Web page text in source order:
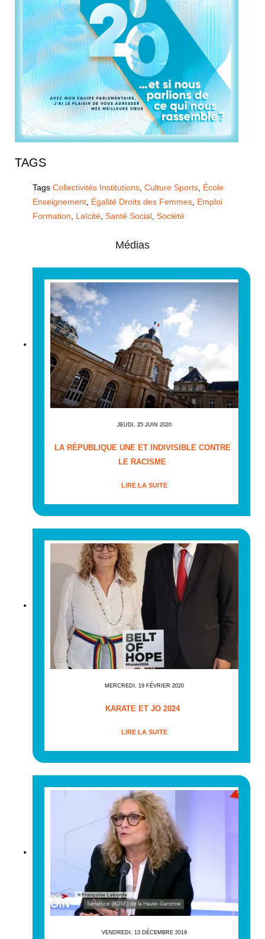
TAGS
Tags Collectivités Institutions Culture Sports École
Enseignement Égalité Droits des Femmes Emploi
Formation
Laïcité Santé Social Société
Médias
JEUDI, 25 JUIN 2020
LA RÉPUBLIQUE UNE ET INDIVISIBLE CONTRE
LE RACISME
LIRE LA SUITE
MERCREDI, 19 FÉVRIER 2020
KARATE ET JO 2024
LIRE LA SUITE
VENDREDI, 13 DÉCEMBRE 2019